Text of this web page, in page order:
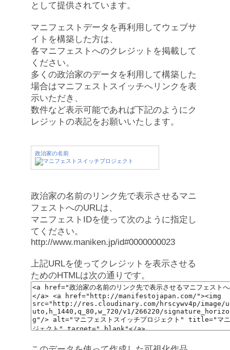
として提供されています。
マニフェストデータを再利用してウェブサ
イトを構築した方は、
各マニフェストへのクレジットを掲載して
ください。
多くの政治家のデータを利用して構築した
場合はマニフェストスイッチへリンクを表
示いただき、
数件など表示可能であれば下記のようにク
レジットの表記をお願いいたします。
政治家の名前
政治家の名前のリンク先で表示させるマニ
フェストへのURLは、
マニフェストIDを使って次のように指定し
てください。
http://www.maniken.jp/id#0000000023
上記URLを使ってクレジットを表示させる
ためのHTMLは次の通りです。